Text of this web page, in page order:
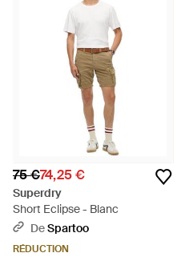
75 €74,25 €
Superdry
Short Eclipse - Blanc
DeSpartoo
RÉDUCTION